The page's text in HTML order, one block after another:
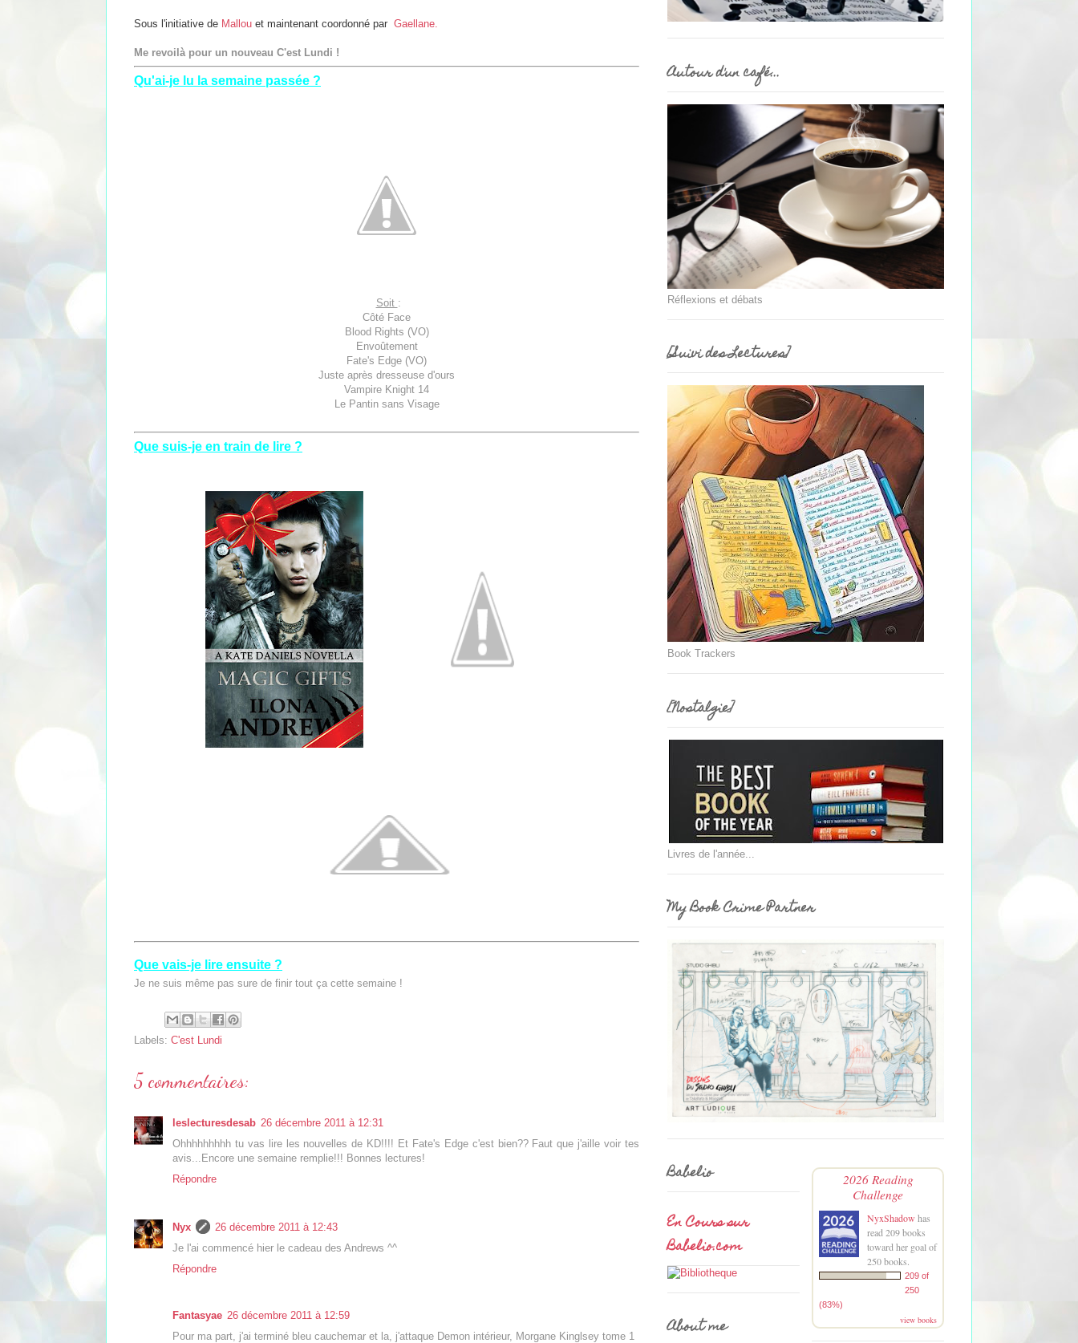
Sous l'initiative de Mallou et maintenant coordonné par Gaellane.
Me revoilà pour un nouveau C'est Lundi !
Qu'ai-je lu la semaine passée ?
Soit :
Côté Face
Blood Rights (VO)
Envoûtement
Fate's Edge (VO)
Juste après dresseuse d'ours
Vampire Knight 14
Le Pantin sans Visage
Que suis-je en train de lire ?
Que vais-je lire ensuite ?
Je ne suis même pas sure de finir tout ça cette semaine !
Labels: C'est Lundi
5 commentaires:
leslecturesdesab 26 décembre 2011 à 12:31
Ohhhhhhhhh tu vas lire les nouvelles de KD!!!! Et Fate's Edge c'est bien?? Faut que j'aille voir tes
avis...Encore une semaine remplie!!! Bonnes lectures!
Répondre
Nyx
26 décembre 2011 à 12:43
Je l'ai commencé hier le cadeau des Andrews ^^
Répondre
Fantasyae 26 décembre 2011 à 12:59
Pour ma part, j'ai terminé bleu cauchemar et la, j'attaque Demon intérieur, Morgane Kinglsey tome 1
Autour d'un café...
Réflexions et débats
[Suivi des Lectures]
Book Trackers
[Nostalgie]
Livres de l'année...
My Book Crime Partner
Babelio
En Cours sur
Babelio.com
About me
2026 Reading
Challenge
NyxShadow has
read 209 books
toward her goal of
250 books.
209 of
250
(83%)
view books